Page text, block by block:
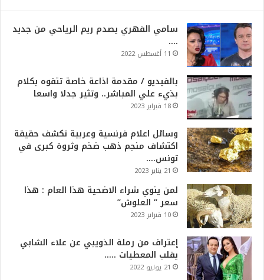
سامي الفهري يصدم ريم الرياحي من جديد
….
11 أغسطس 2022
بالفيديو / مقدمة اذاعة خاصة تتفوه بكلام
بذيء علي المباشر.. وتثير جدلا واسعا
18 فبراير 2023
وسائل اعلام فرنسية وعربية تكشف حقيقة
اكتشاف منجم ذهب ضخم وثروة كبرى في
تونس….
21 يناير 2023
لمن ينوي شراء الاضحية هذا العام : هذا
سعر ” العلوش”
10 فبراير 2023
إعتراف من رملة الذويبي عن علاء الشابي
يقلب المعطيات …..
21 يوليو 2022